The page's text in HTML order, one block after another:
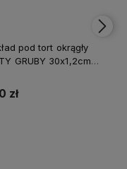
pod tort okrągły
GRUBY 30x1,2cm
zł